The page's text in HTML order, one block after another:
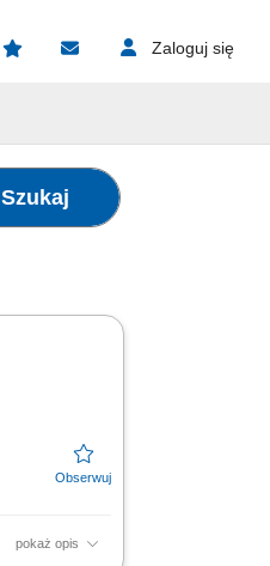
Zaloguj się
Szukaj
pokaż opis